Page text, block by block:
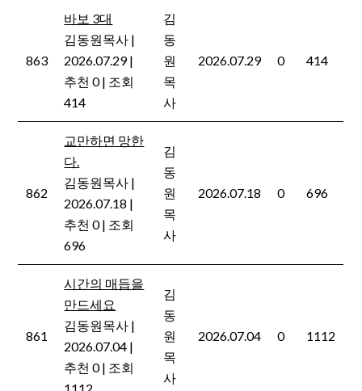
863
바보 3대
김동원목사 |
2026.07.29|
추천 0| 조회
414
김
동
원
목
사
2026.07.29 0 414
862
교만하면 망한
다.
김동원목사 |
2026.07.18 |
추천 0| 조회
696
김
동
원
목
사
2026.07.18 0 696
861
시간의 매듭을
만드세요
김동원목사 |
2026.07.04 |
추천 0| 조회
김
동
원
목
사
2026.07.04 0 1112